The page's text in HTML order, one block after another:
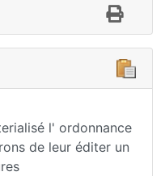
l' ordonnance
de leur éditer un